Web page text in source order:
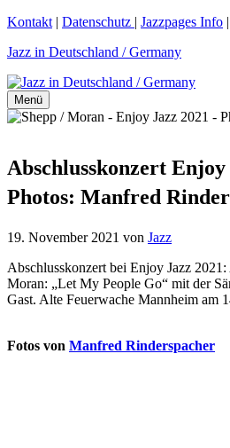
Zum
springen
Kontakt | Datenschutz | Jazzpages Info |
Jazz in Deutschland / Germany
Menü
Abschlusskonzert Enjoy
Photos: Manfred
19. November 2021 von Jazz
Abschlusskonzert bei Enjoy Jazz
Moran: „Let My People Go“ mit der
Gast. Alte Feuerwache Mannheim am
Fotos von Manfred Rinderspacher